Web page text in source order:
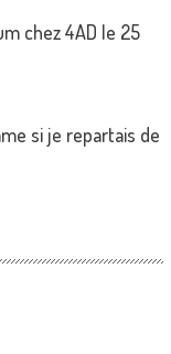
chez 4AD le 25
si je repartais de